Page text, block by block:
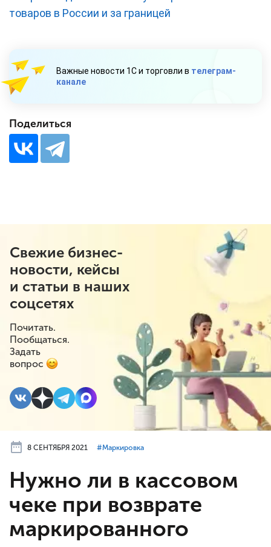
товаров в России и за границей
Важные новости 1С и торговли в телеграм-
канале
Поделиться
Свежие бизнес-
новости, кейсы
и статьи в наших
соцсетях
Почитать.
Пообщаться.
Задать
вопрос
8 СЕНТЯБРЯ 2021 #⁣Маркировка
Нужно ли в кассовом
чеке при возврате
маркированного